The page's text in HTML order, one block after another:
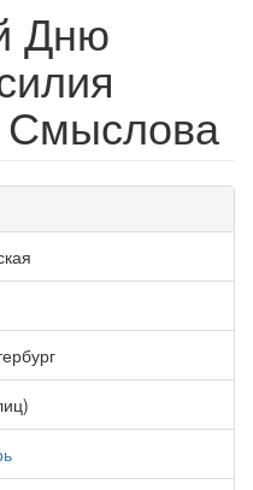
Дню
Смыслова